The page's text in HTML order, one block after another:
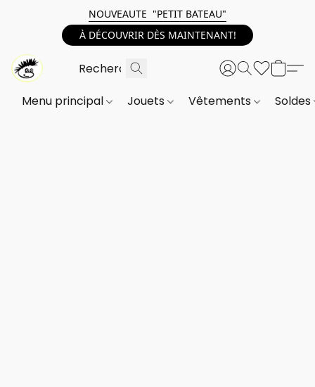
NOUVEAUTE "PETIT BATEAU"
À DÉCOUVRIR DÈS MAINTENANT!
Menu principal Jouets Vêtements Soldes